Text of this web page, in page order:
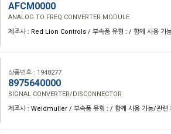
AFCM0000
ANALOG TO FREQ CONVERTER MODULE
제조사 : Red Lion Controls / 부속품 유형 : / 함께 사용 가
상품번호 : 1948277
8975640000
SIGNAL CONVERTER/DISCONNECTOR
제조사 : Weidmuller / 부속품 유형 : / 함께 사용 가능/관련